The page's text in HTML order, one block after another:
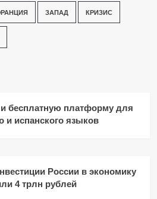
ЗАПАД КРИЗИС
бесплатную платформу для
и испанского языков
России в экономику
4 трлн рублей